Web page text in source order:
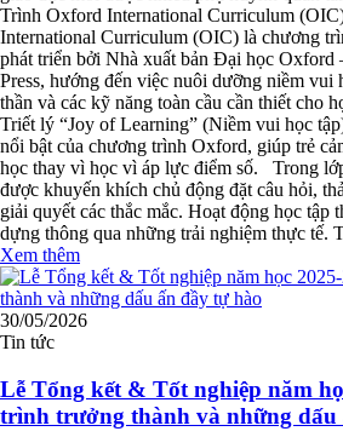
Trình Oxford International Curriculum
International Curriculum (OIC) là chương
phát triển bởi Nhà xuất bản Đại học
Press, hướng đến việc nuôi dưỡng niềm vui
thần và các kỹ năng toàn cầu cần thiết cho
Triết lý “Joy of Learning” (Niềm vui học
nổi bật của chương trình Oxford, giúp trẻ
học thay vì học vì áp lực điểm số. Trong
được khuyến khích chủ động đặt câu hỏi,
giải quyết các thắc mắc. Hoạt động học tập
dựng thông qua những trải nghiệm thực tế.
Xem thêm
30/05/2026
Tin tức
Lễ Tổng kết & Tốt nghiệp năm
trình trưởng thành và những dấu